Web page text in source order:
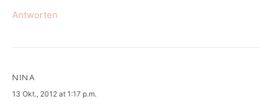
Antworten
NINA
says:
13 Okt., 2012 at 1:17 p.m.